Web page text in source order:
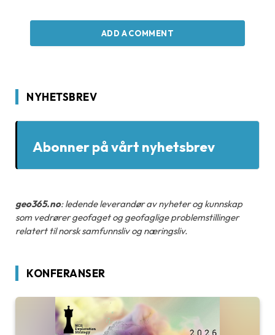
ADD A COMMENT
NYHETSBREV
Abonner på vårt nyhetsbrev
geo365.no: ledende leverandør av nyheter og kunnskap
som vedrører geofaget og geofaglige problemstillinger
relatert til norsk samfunnsliv og næringsliv.
KONFERANSER